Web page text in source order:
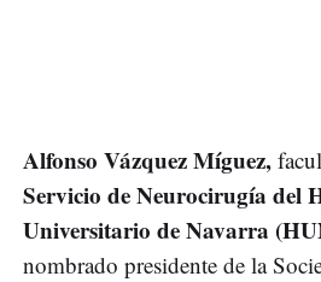
Alfonso Vázquez Míguez,
Servicio de Neurocirugía del
Universitario de Navarra
nombrado presidente de la